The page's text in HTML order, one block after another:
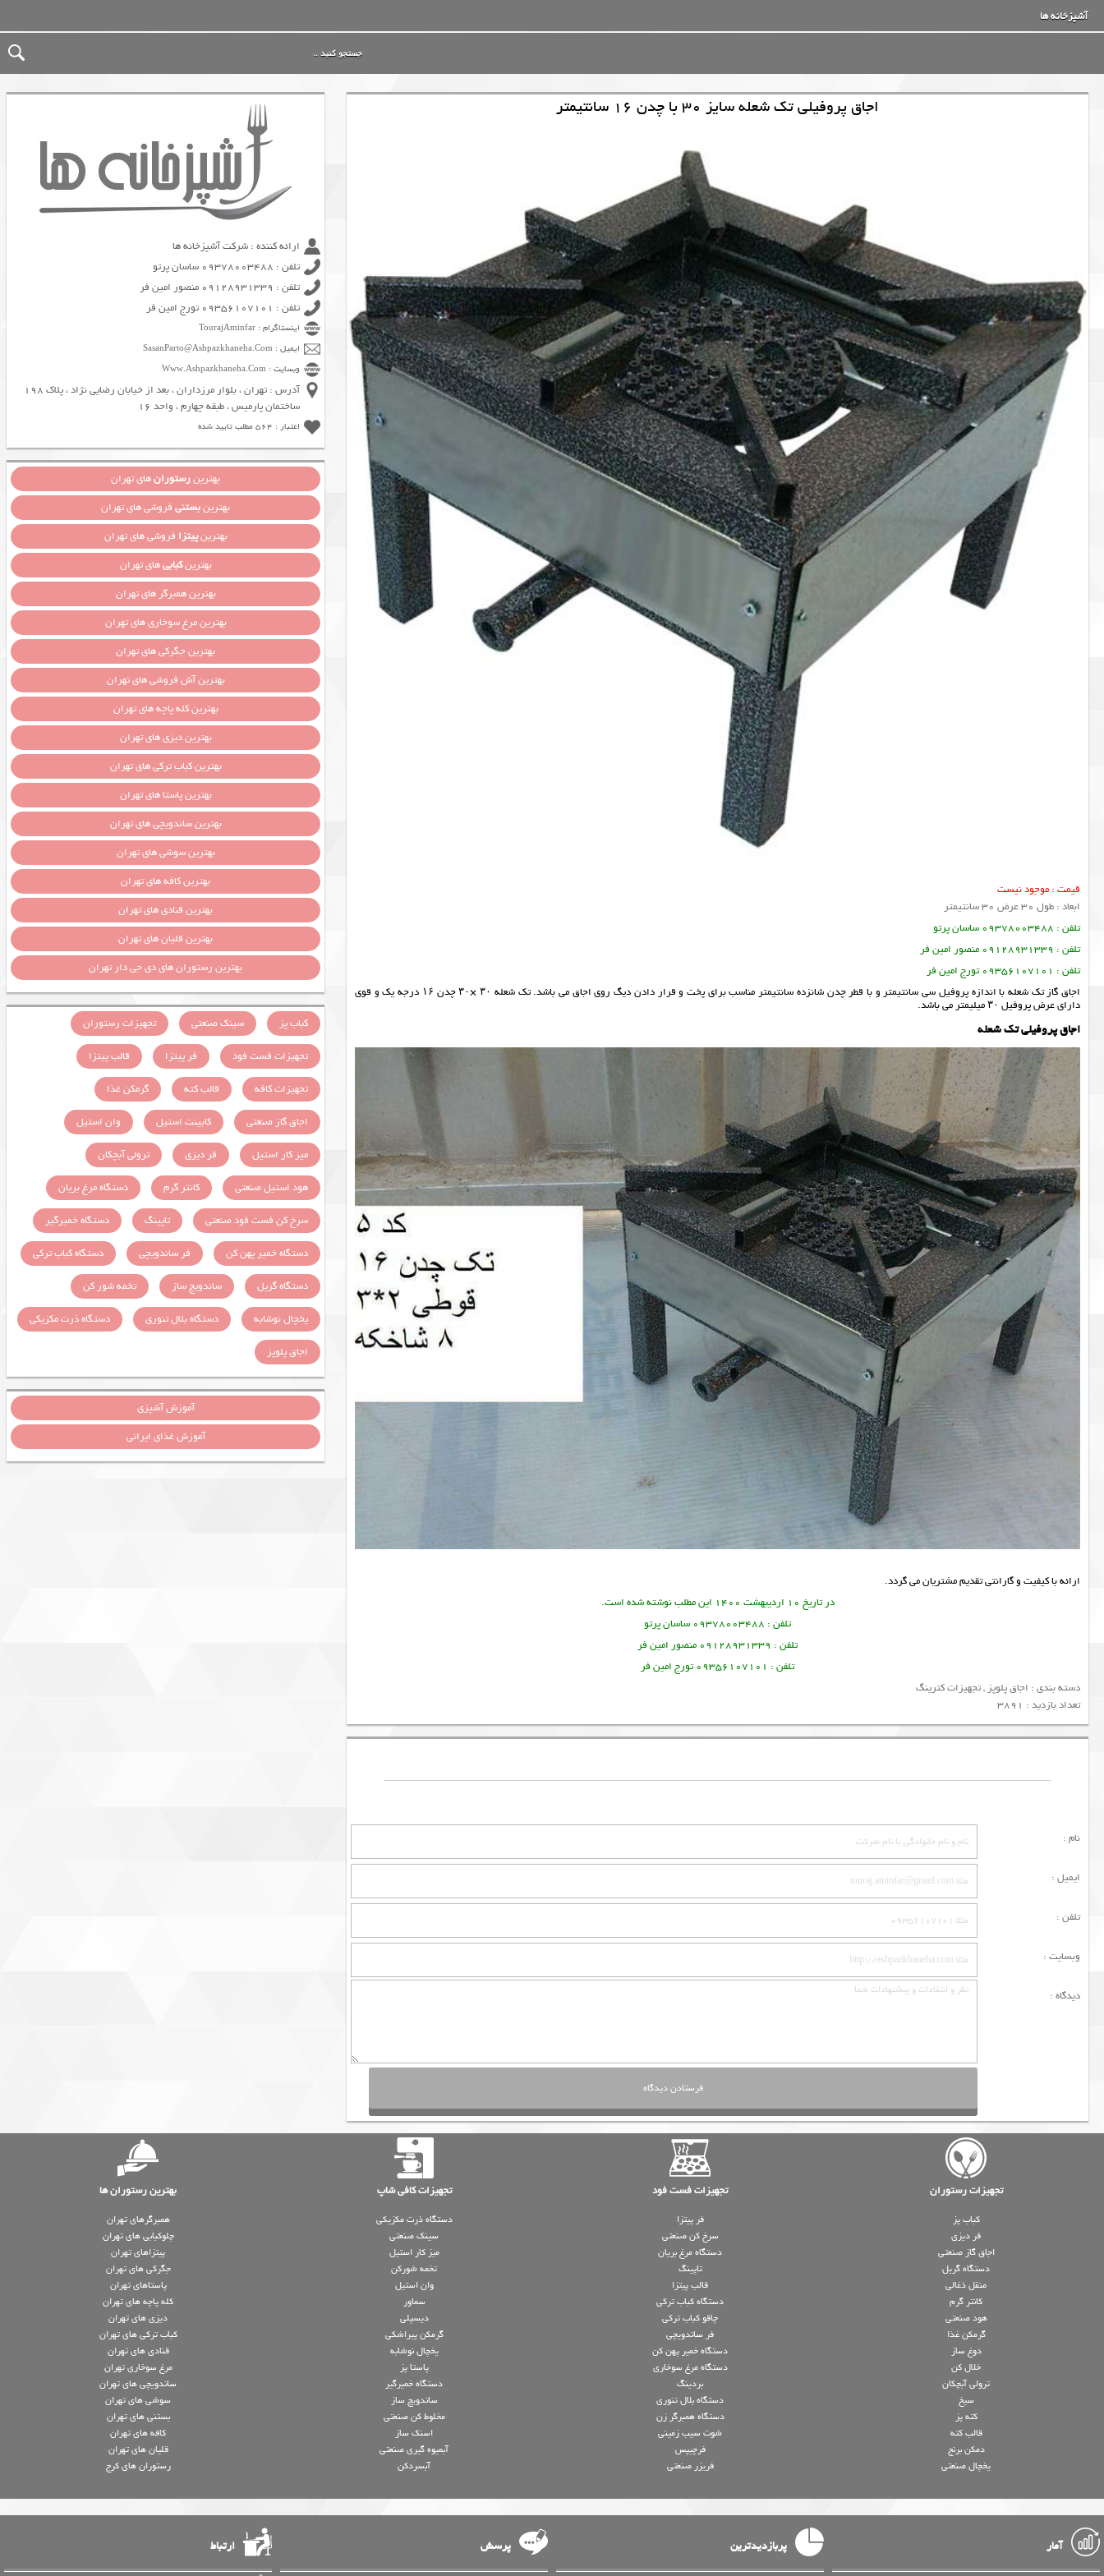
آشپزخانه ها
اجاق پروفیلی تک شعله سایز 30 با چدن 16 سانتیمتر
قیمت : موجود نیست
ابعاد : طول 30 عرض 30 سانتیمتر
تلفن : 09378003488 ساسان پرتو
تلفن : 09128931339 منصور امین فر
تلفن : 09356107101 تورج امین فر
اجاق گاز تک شعله با اندازه پروفیل سی سانتیمتر و با قطر چدن شانزده سانتیمتر مناسب برای پخت و قرار دادن دیگ روی اجاق می باشد. تک شعله ۳۰ ×۳۰ چدن ۱۶ درجه یک و قوی
دارای عرض پروفیل ۳۰ میلیمتر می باشد.
اجاق پروفیلی تک شعله
ارائه با کیفیت و گارانتی تقدیم مشتریان می گردد.
در تاریخ 10 اردیبهشت 1400 این مطلب نوشته شده است.
تلفن : 09378003488 ساسان پرتو
تلفن : 09128931339 منصور امین فر
تلفن : 09356107101 تورج امین فر
دسته بندی : اجاق پلوپز ,تجهیزات کترینگ
تعداد بازدید : 3891
نام :
ایمیل :
تلفن :
وبسایت :
دیدگاه :
ارائه کننده : شرکت آشپزخانه ها
تلفن : 09378003488 ساسان پرتو
تلفن : 09128931339 منصور امین فر
تلفن : 09356107101 تورج امین فر
اینستاگرام : TourajAminfar
ایمیل : SasanParto@Ashpazkhaneha.Com
وبسایت : Www.Ashpazkhaneha.Com
آدرس : تهران ، بلوار مرزداران ، بعد از خیابان رضایی نژاد ، پلاک 198
ساختمان پارمیس ، طبقه چهارم ، واحد 16
اعتبار : 564 مطلب تایید شده
بهترینرستورانهای تهران
بهترینبستنیفروشی های تهران
بهترینپیتزا فروشی های تهران
بهترینکبابیهای تهران
بهترین همبرگر های تهران
بهترین مرغ سوخاری های تهران
بهترین جگرکی های تهران
بهترین آش فروشی های تهران
بهترین کله پاچه های تهران
بهترین دیزی های تهران
بهترین کباب ترکی های تهران
بهترین پاستا های تهران
بهترین ساندویچی های تهران
بهترین سوشی های تهران
بهترین کافه های تهران
بهترین قنادی های تهران
بهترین قلیان های تهران
بهترین رستوران های دی جی دار تهران
کباب پز سینک صنعتی
تجهیزات رستوران
تجهیزات فست فود
فر پیتزا
قالب پیتزا
تجهیزات کافه
قالب کته
گرمکن غذا
اجاق گاز صنعتی
کابینت استیل
وان استیل
میز کار استیل
فر دیزی
ترولی آبچکان
هود استیل صنعتی
کانتر گرم
دستگاه مرغ بریان
سرخ کن فست فود صنعتی
تاپینگ
دستگاه خمیرگیر
دستگاه خمیر پهن کن
فر ساندویچی
دستگاه کباب ترکی
دستگاه گریل
ساندویچ ساز
تخمه شور کن
یخچال نوشابه
دستگاه بلال تنوری
دستگاه ذرت مکزیکی
اجاق پلوپز
آموزش آشپزی
آموزش غذای ایرانی
تجهیزات رستوران تجهیزات فست فود تجهیزات کافی شاپ بهترین رستوران ها
کباب پز
فر دیزی
اجاق گاز صنعتی
دستگاه گریل
منقل ذغالی
کانتر گرم
هود صنعتی
گرمکن غذا
دوغ ساز
خلال کن
ترولی آبچکان
سیخ
کته پز
قالب کته
دمکن برنج
یخچال صنعتی
فر پیتزا
سرخ کن صنعتی
دستگاه مرغ بریان
تاپینگ
قالب پیتزا
دستگاه کباب ترکی
چاقو کباب ترکی
فر ساندویچی
دستگاه خمیر پهن کن
دستگاه مرغ سوخاری
بردینگ
دستگاه بلال تنوری
دستگاه همبرگر زن
شوت سیب زمینی
فرچیپس
فریزر صنعتی
دستگاه ذرت مکزیکی
سینک صنعتی
میز کار استیل
تخمه شورکن
وان استیل
سماور
دیسپلی
گرمکن پیراشکی
یخچال نوشابه
پاستا پز
دستگاه خمیرگیر
ساندویچ ساز
مخلوط کن صنعتی
اسنک ساز
آبمیوه گیری صنعتی
آبسردکن
همبرگرهای تهران
چلوکبابی های تهران
پیتزاهای تهران
جگرکی های تهران
پاستاهای تهران
کله پاچه های تهران
دیزی های تهران
کباب ترکی های تهران
قنادی های تهران
مرغ سوخاری تهران
ساندویچی های تهران
سوشی های تهران
بستنی های تهران
کافه های تهران
قلیان های تهران
رستوران های کرج
آمار پربازدیدترین پرسش ارتباط